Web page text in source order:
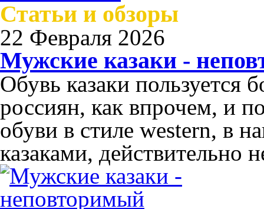
Статьи и обзоры
22 Февраля 2026
Мужские казаки -
Обувь казаки пользуется
россиян, как впрочем, и
обуви в стиле western, в
казаками, действительно